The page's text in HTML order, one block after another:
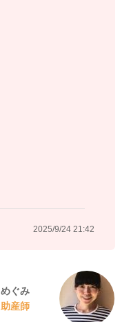
2025/9/24 21:42
ぐみ
助産師